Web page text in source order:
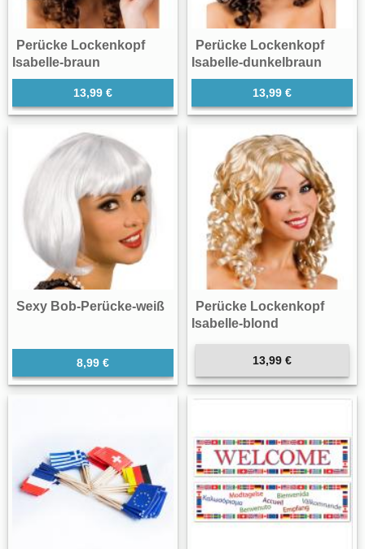
Perücke Lockenkopf
Isabelle-braun
13,99 €
Perücke Lockenkopf
Isabelle-dunkelbraun
13,99 €
Sexy Bob-Perücke-weiß
8,99 €
Perücke Lockenkopf
Isabelle-blond
13,99 €